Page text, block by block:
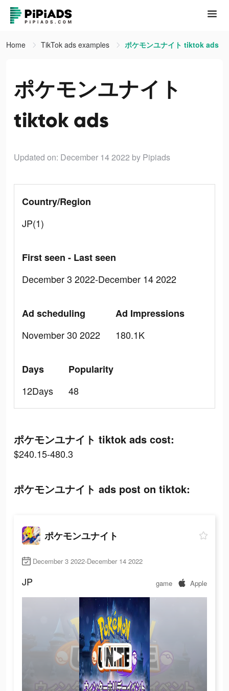
Home TikTok ads examples ポケモンユナイト tiktok ads
ポケモンユナイト
tiktok ads
Updated on: December 14 2022 by Pipiads
Country/Region
JP(1)
First seen - Last seen
December 3 2022-December 14 2022
Ad scheduling
November 30 2022
Ad Impressions
180.1K
Days
12Days
Popularity
48
ポケモンユナイト tiktok ads cost:
$240.15-480.3
ポケモンユナイト ads post on tiktok:
ポケモンユナイト
December 3 2022-December 14 2022
JP game Apple